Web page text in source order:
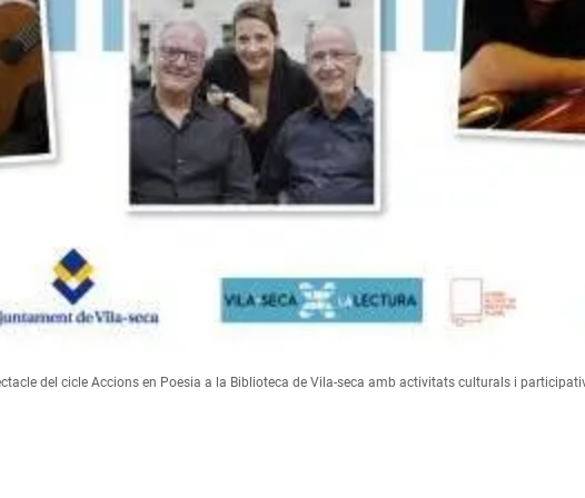
del cicle Accions en Poesia a la Biblioteca de Vila-seca amb activitats culturals i